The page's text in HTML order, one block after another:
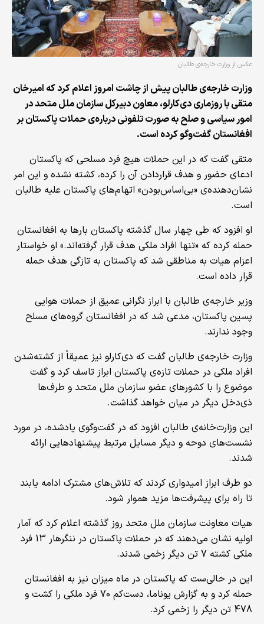
عکس از وزارت خارجه‌ی طالبان
وزارت خارجه‌ی طالبان پیش از چاشت امروز اعلام کرد که امیرخان
متقی با روزماری دی‌کارلو، معاون دبیرکل سازمان ملل متحد در
امور سیاسی و صلح به صورت تلفونی درباره‌ی حملات پاکستان بر
افغانستان گفت‌وگو کرده است.
متقی گفت که در این حملات هیچ فرد مسلحی که پاکستان
ادعای حضور و هدف قراردادن آن را کرده، کشته نشده و این امر
نشان‌دهنده‌ی «بی‌اساس‌بودن» اتهام‌های پاکستان علیه طالبان
است.
او افزود که طی چهار سال گذشته پاکستان بارها به افغانستان
حمله کرده که «تنها افراد ملکی هدف قرار گرفته‌اند.» او خواستار
اعزام هیات به مناطقی شد که پاکستان به تازگی هدف حمله
قرار داده است.
وزیر خارجه‌ی طالبان با ابراز نگرانی عمیق از حملات هوایی
پسین پاکستان، مدعی شد که در افغانستان گروه‌های مسلح
وجود ندارند.
وزارت خارجه‌ی طالبان گفت که دی‌کارلو نیز عمیقاً از کشته‌شدن
افراد ملکی در حملات تازه‌ی پاکستان ابراز تاسف کرد و گفت
موضوع را با کشورهای عضو سازمان ملل متحد و طرف‌ها
ذی‌دخل دیگر در میان خواهد گذاشت.
این وزارت‌خانه‌ی طالبان افزود که در گفت‌وگوی یادشده، در مورد
نشست‌های دوحه و دیگر مسایل مرتبط پیشنهادهایی ارائه
شدند.
دو طرف ابراز امیدواری کردند که تلاش‌های مشترک ادامه یابند
تا راه برای پیشرفت‌ها مزید هموار شود.
هیات معاونت سازمان ملل متحد روز گذشته اعلام کرد که آمار
اولیه نشان می‌دهند که در حملات پاکستان در ننگرهار 13 فرد
ملکی کشته 7 تن دیگر زخمی شدند.
این در حالی‌ست که پاکستان در ماه میزان نیز به افغانستان
حمله کرد و به گزارش یوناما، دست‌کم 70 فرد ملکی را کشت و
478 تن دیگر را زخمی کرد.